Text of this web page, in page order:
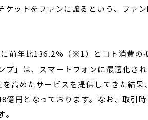
ットをファンに譲るという、ファ
前年比136.2％（※1）とコト消費の
プ」は、スマートフォンに最適化さ
高めたサービスを提供してきた結果
円となっております。なお、取引